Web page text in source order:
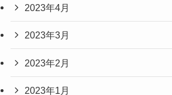
2023年4月
2023年3月
2023年2月
2023年1月